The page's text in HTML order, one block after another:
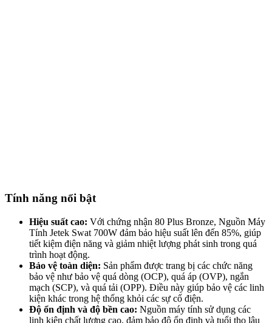
Tính năng nổi bật
Hiệu suất cao: Với chứng nhận 80 Plus Bronze, Nguồn Máy
Tính Jetek Swat 700W đảm bảo hiệu suất lên đến 85%, giúp
tiết kiệm điện năng và giảm nhiệt lượng phát sinh trong quá
trình hoạt động.
Bảo vệ toàn diện: Sản phẩm được trang bị các chức năng
bảo vệ như bảo vệ quá dòng (OCP), quá áp (OVP), ngắn
mạch (SCP), và quá tải (OPP). Điều này giúp bảo vệ các linh
kiện khác trong hệ thống khỏi các sự cố điện.
Độ ổn định và độ bền cao: Nguồn máy tính sử dụng các
linh kiện chất lượng cao, đảm bảo độ ổn định và tuổi thọ lâu